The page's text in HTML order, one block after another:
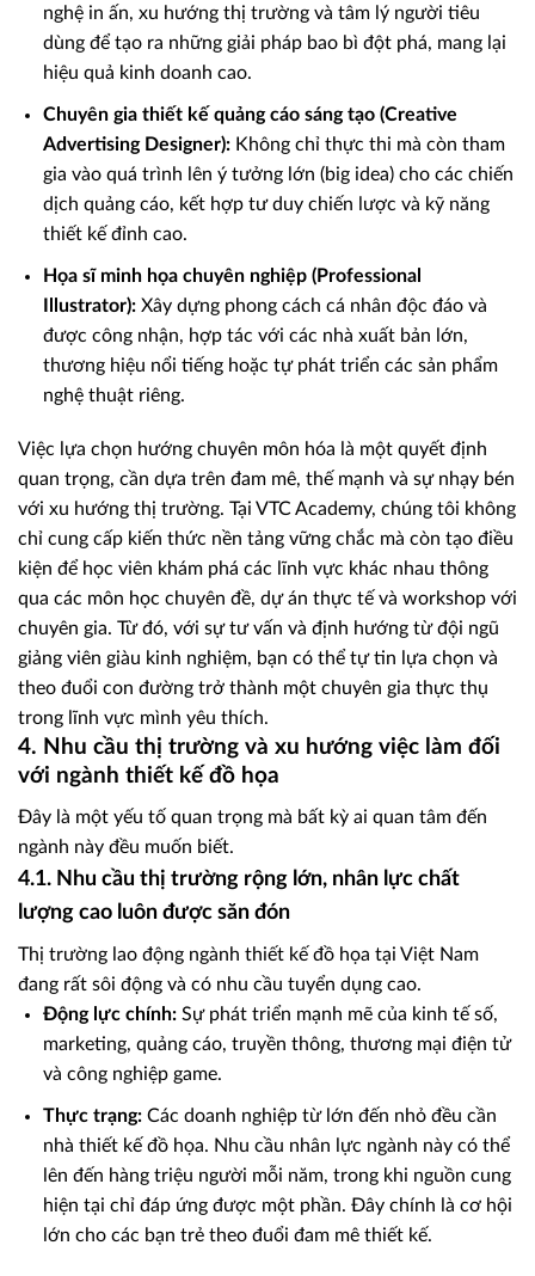
nghệ in ấn, xu hướng thị trường và tâm lý người tiêu
dùng để tạo ra những giải pháp bao bì đột phá, mang lại
hiệu quả kinh doanh cao.
Chuyên gia thiết kế quảng cáo sáng tạo (Creative
Advertising Designer):Không chỉ thực thi mà còn tham
gia vào quá trình lên ý tưởng lớn (big idea) cho các chiến
dịch quảng cáo, kết hợp tư duy chiến lược và kỹ năng
thiết kế đỉnh cao.
Họa sĩ minh họa chuyên nghiệp (Professional
Illustrator):Xây dựng phong cách cá nhân độc đáo và
được công nhận, hợp tác với các nhà xuất bản lớn,
thương hiệu nổi tiếng hoặc tự phát triển các sản phẩm
nghệ thuật riêng.
Việc lựa chọn hướng chuyên môn hóa là một quyết định
quan trọng, cần dựa trên đam mê, thế mạnh và sự nhạy bén
với xu hướng thị trường. Tại VTC Academy, chúng tôi không
chỉ cung cấp kiến thức nền tảng vững chắc mà còn tạo điều
kiện để học viên khám phá các lĩnh vực khác nhau thông
qua các môn học chuyên đề, dự án thực tế và workshop với
chuyên gia. Từ đó, với sự tư vấn và định hướng từ đội ngũ
giảng viên giàu kinh nghiệm, bạn có thể tự tin lựa chọn và
theo đuổi con đường trở thành một chuyên gia thực thụ
trong lĩnh vực mình yêu thích.
4. Nhu cầu thị trường và xu hướng việc làm đối
với ngành thiết kế đồ họa
Đây là một yếu tố quan trọng mà bất kỳ ai quan tâm đến
ngành này đều muốn biết.
4.1. Nhu cầu thị trường rộng lớn, nhân lực chất
lượng cao luôn được săn đón
Thị trường lao động ngành thiết kế đồ họa tại Việt Nam
đang rất sôi động và có nhu cầu tuyển dụng cao.
Động lực chính:Sự phát triển mạnh mẽ của kinh tế số,
marketing, quảng cáo, truyền thông, thương mại điện tử
và công nghiệp game.
Thực trạng:Các doanh nghiệp từ lớn đến nhỏ đều cần
nhà thiết kế đồ họa. Nhu cầu nhân lực ngành này có thể
lên đến hàng triệu người mỗi năm, trong khi nguồn cung
hiện tại chỉ đáp ứng được một phần. Đây chính là cơ hội
lớn cho các bạn trẻ theo đuổi đam mê thiết kế.